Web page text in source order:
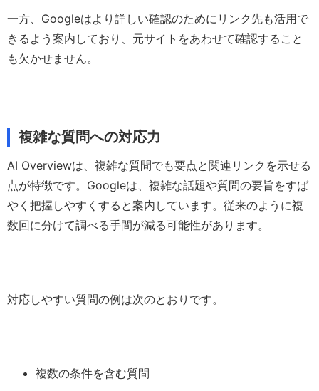
一方、Googleはより詳しい確認のためにリンク先も活用で
きるよう案内しており、元サイトをあわせて確認すること
も欠かせません。
複雑な質問への対応力
AI Overviewは、複雑な質問でも要点と関連リンクを示せる
点が特徴です。Googleは、複雑な話題や質問の要旨をすば
やく把握しやすくすると案内しています。従来のように複
数回に分けて調べる手間が減る可能性があります。
対応しやすい質問の例は次のとおりです。
複数の条件を含む質問